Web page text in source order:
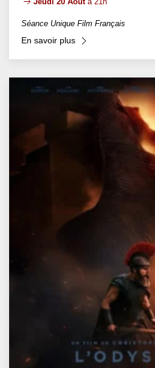
Séance Unique Film Français
En savoir plus